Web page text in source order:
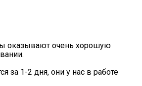
оказывают очень хорошую
за 1-2 дня, они у нас в работе